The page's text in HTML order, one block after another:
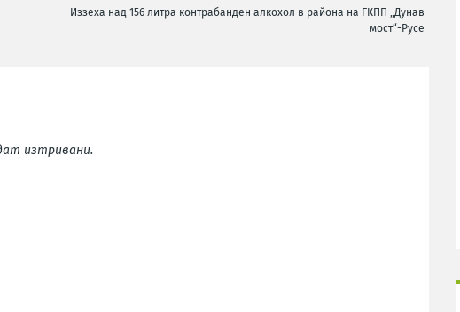
Иззеха над 156 литра контрабанден алкохол в района на ГКПП „Дунав
мост“-Русе
изтривани.